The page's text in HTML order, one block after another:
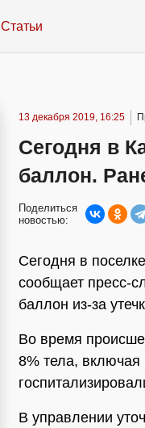
Статьи
13 декабря 2019, 16:25
Сегодня в
баллон.
Поделиться
новостью:
Сегодня в
сообщает пресс-
баллон из-за
Во время
8% тела, включая
В управлении